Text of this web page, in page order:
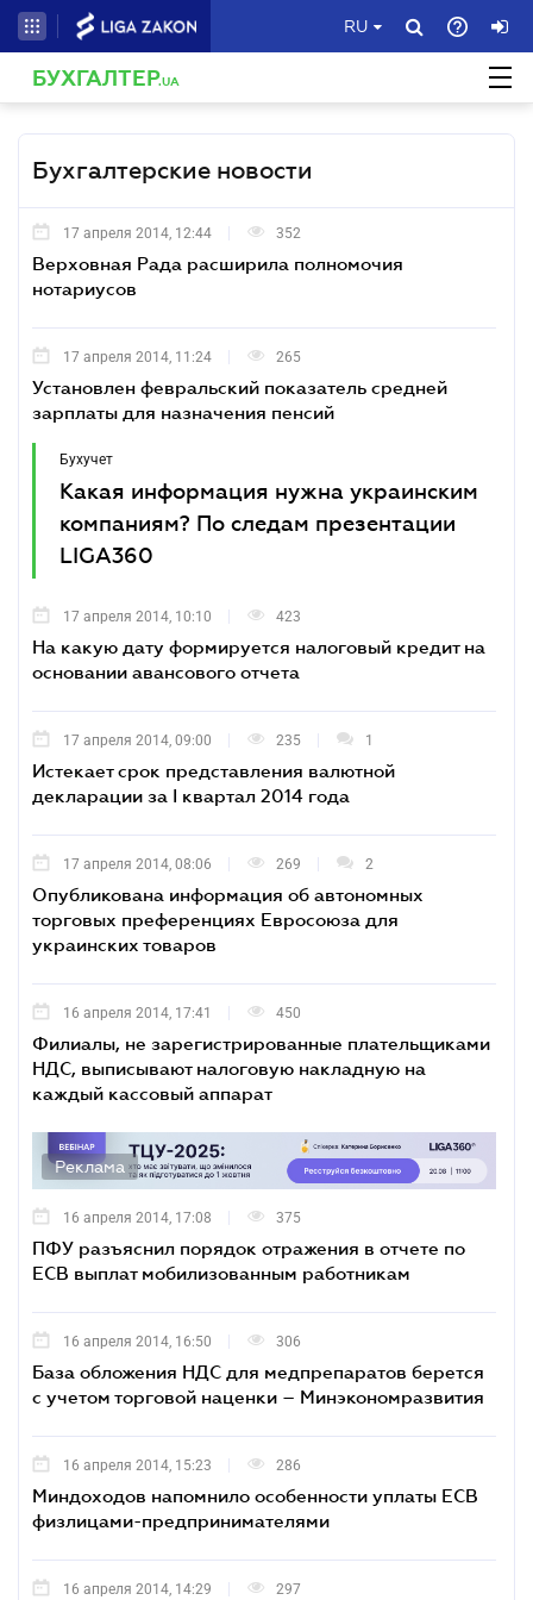
RU
БУХГАЛТЕР.UA
Бухгалтерские новости
17 апреля 2014, 12:44 352
Верховная Рада расширила полномочия
нотариусов
17 апреля 2014, 11:24 265
Установлен февральский показатель средней
зарплаты для назначения пенсий
Бухучет
Какая информация нужна украинским
компаниям? По следам презентации
LIGA360
17 апреля 2014, 10:10 423
На какую дату формируется налоговый кредит на
основании авансового отчета
17 апреля 2014, 09:00 235 1
Истекает срок представления валютной
декларации за I квартал 2014 года
17 апреля 2014, 08:06 269 2
Опубликована информация об автономных
торговых преференциях Евросоюза для
украинских товаров
16 апреля 2014, 17:41 450
Филиалы, не зарегистрированные плательщиками
НДС, выписывают налоговую накладную на
каждый кассовый аппарат
Реклама
16 апреля 2014, 17:08 375
ПФУ разъяснил порядок отражения в отчете по
ЕСВ выплат мобилизованным работникам
16 апреля 2014, 16:50 306
База обложения НДС для медпрепаратов берется
с учетом торговой наценки – Минэкономразвития
16 апреля 2014, 15:23 286
Миндоходов напомнило особенности уплаты ЕСВ
физлицами-предпринимателями
16 апреля 2014, 14:29 297